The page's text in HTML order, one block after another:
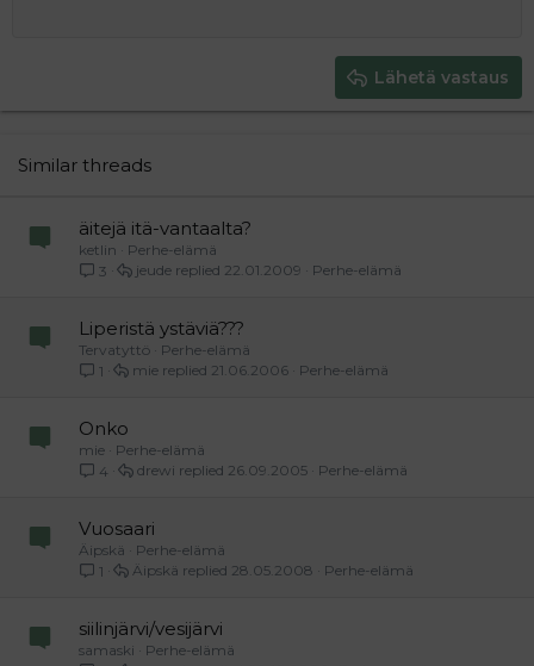
26
Lähetä vastaus
Similar threads
äitejä itä-vantaalta?
ketlin
Perhe-elämä
3
Perhe-elämä
22.01.2009
jeude
Liperistä ystäviä???
Tervatyttö
Perhe-elämä
1
Perhe-elämä
21.06.2006
mie
Onko
mie
Perhe-elämä
4
Perhe-elämä
26.09.2005
drewi
Vuosaari
Äipskä
Perhe-elämä
1
Perhe-elämä
28.05.2008
Äipskä
siilinjärvi/vesijärvi
samaski
Perhe-elämä